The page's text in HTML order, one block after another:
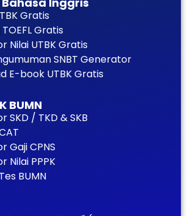
Gratis
Gratis
Nilai UTBK Gratis
SNBT Generator
E-book UTBK Gratis
BUMN
SKD / TKD & SKB
Gaji CPNS
Nilai PPPK
BUMN